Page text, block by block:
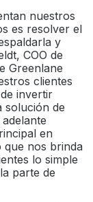
nuestros
es resolver el
y
COO de
Greenlane
clientes
invertir
solución de
en
nos brinda
lo simple
parte de